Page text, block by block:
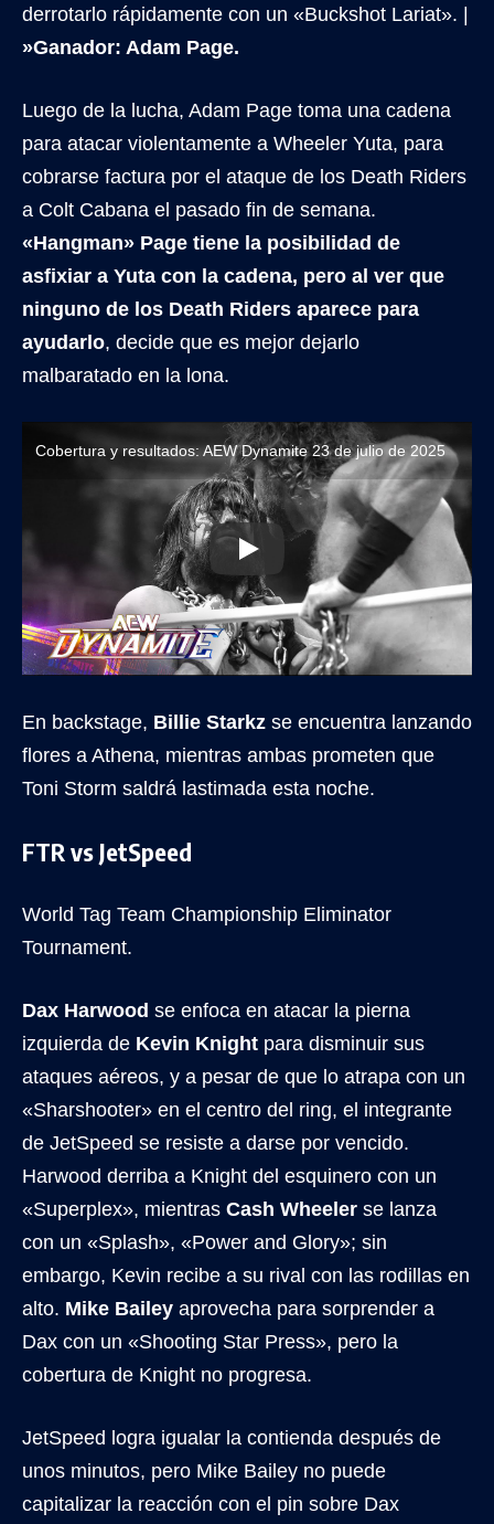
derrotarlo rápidamente con un «Buckshot Lariat». |
»Ganador: Adam Page.
Luego de la lucha, Adam Page toma una cadena
para atacar violentamente a Wheeler Yuta, para
cobrarse factura por el ataque de los Death Riders
a Colt Cabana el pasado fin de semana.
«Hangman» Page tiene la posibilidad de
asfixiar a Yuta con la cadena, pero al ver que
ninguno de los Death Riders aparece para
ayudarlo, decide que es mejor dejarlo
malbaratado en la lona.
Cobertura y resultados: AEW Dynamite 23 de julio de 2025
En backstage, Billie Starkz se encuentra lanzando
flores a Athena, mientras ambas prometen que
Toni Storm saldrá lastimada esta noche.
FTR vs JetSpeed
World Tag Team Championship Eliminator
Tournament.
Dax Harwood se enfoca en atacar la pierna
izquierda de Kevin Knight para disminuir sus
ataques aéreos, y a pesar de que lo atrapa con un
«Sharshooter» en el centro del ring, el integrante
de JetSpeed se resiste a darse por vencido.
Harwood derriba a Knight del esquinero con un
«Superplex», mientras Cash Wheeler se lanza
con un «Splash», «Power and Glory»; sin
embargo, Kevin recibe a su rival con las rodillas en
alto. Mike Bailey aprovecha para sorprender a
Dax con un «Shooting Star Press», pero la
cobertura de Knight no progresa.
JetSpeed logra igualar la contienda después de
unos minutos, pero Mike Bailey no puede
capitalizar la reacción con el pin sobre Dax